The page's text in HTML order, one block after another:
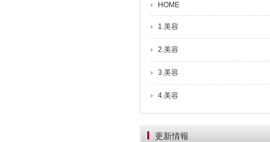
HOME
1.美容
2.美容
3.美容
4.美容
更新情報